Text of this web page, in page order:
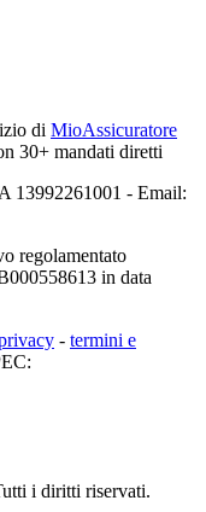
di MioAssicuratore
30+ mandati diretti
13992261001 - Email:
regolamentato
in data
- termini e
i diritti riservati.